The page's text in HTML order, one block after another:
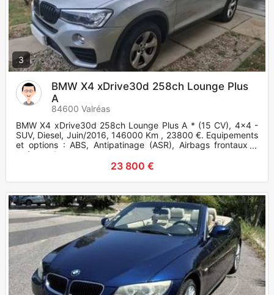
3
BMW X4 xDrive30d 258ch Lounge Plus
A
84600 Valréas
BMW X4 xDrive30d 258ch Lounge Plus A * (15 CV), 4x4 -
SUV, Diesel, Juin/2016, 146000 Km , 23800 €. Equipements
et options : ABS, Antipatinage (ASR), Airbags frontaux +
latéraux, R
23 800 €